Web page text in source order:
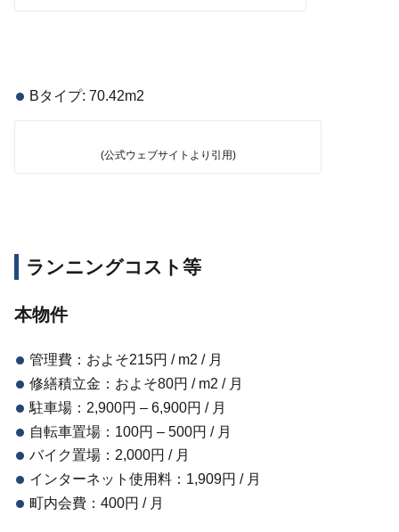
Bタイプ: 70.42m2
(公式ウェブサイトより引用)
ランニングコスト等
本物件
管理費：およそ215円 / m2 / 月
修繕積立金：およそ80円 / m2 / 月
駐車場：2,900円 – 6,900円 / 月
自転車置場：100円 – 500円 / 月
バイク置場：2,000円 / 月
インターネット使用料：1,909円 / 月
町内会費：400円 / 月